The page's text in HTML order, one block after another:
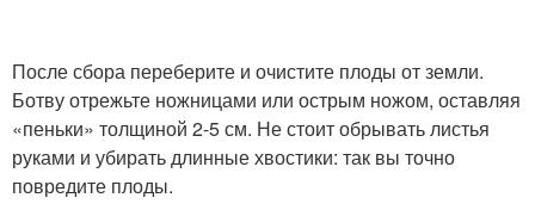
После сбора переберите и очистите плоды от земли.
Ботву отрежьте ножницами или острым ножом, оставляя
«пеньки» толщиной 2-5 см. Не стоит обрывать листья
руками и убирать длинные хвостики: так вы точно
повредите плоды.